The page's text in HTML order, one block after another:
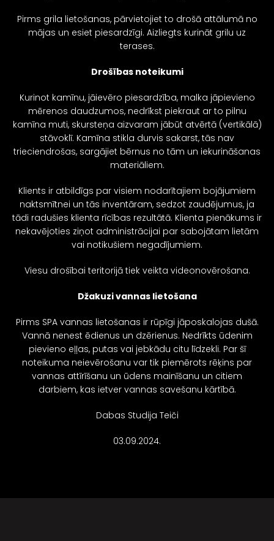
Pirms grila lietošanas, pārvietojiet to drošā attālumā no
mājas un esiet piesardzīgi. Aizliegts kurināt grilu uz
terases.
Drošības noteikumi
Kurinot kamīnu, jāievēro piesardzība, malka jāpievieno
mērenos daudzumos, nedrīkst piekraut ar to pilnu
kamīna muti, skursteņa aizvaram jābūt atvērtā (vertikālā)
stāvoklī. Kamīna stikla durvis sakarst, tās nav
trieciendrošas, sargājiet bērnus no tām un iekurināšanas
materiāliem.
Klients ir atbildīgs par visiem nodarītajiem bojājumiem
naktsmītnei un tās inventāram, sedzot zaudējumus, ja
tādi radušies klienta rīcības rezultātā. Klienta pienākums ir
nekavējoties ziņot administrācijai par sabojātam lietām
vai notikušiem negadījumiem.
Viesu drošībai teritorijā tiek veikta videonovērošana.
Džakuzi vannas lietošana
Pirms SPA vannas lietošanas ir rūpīgi jāposkalojas dušā.
Vannā nenest ēdienus un dzērienus. Nedrīkts ūdenim
pievieno eļļas, putas vai jebkādu citu līdzekli. Par šī
noteikuma neievērošanu var tik piemērots rēķins par
vannas attīrīšanu un ūdens mainīšanu un citiem
darbiem, kas ietver vannas savešanu kārtībā.
Dabas Studija Teiči
03.09.2024.